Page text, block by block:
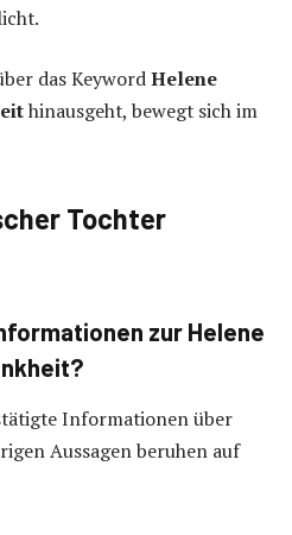
das KeywordHelene
hinausgeht, bewegt sich im
Tochter
zur Helene
Informationen über
Aussagen beruhen auf